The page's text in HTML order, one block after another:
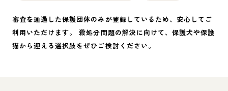
審査を通過した保護団体のみが登録しているため、安心してご
利用いただけます。 殺処分問題の解決に向けて、保護犬や保護
猫から迎える選択肢をぜひご検討ください。